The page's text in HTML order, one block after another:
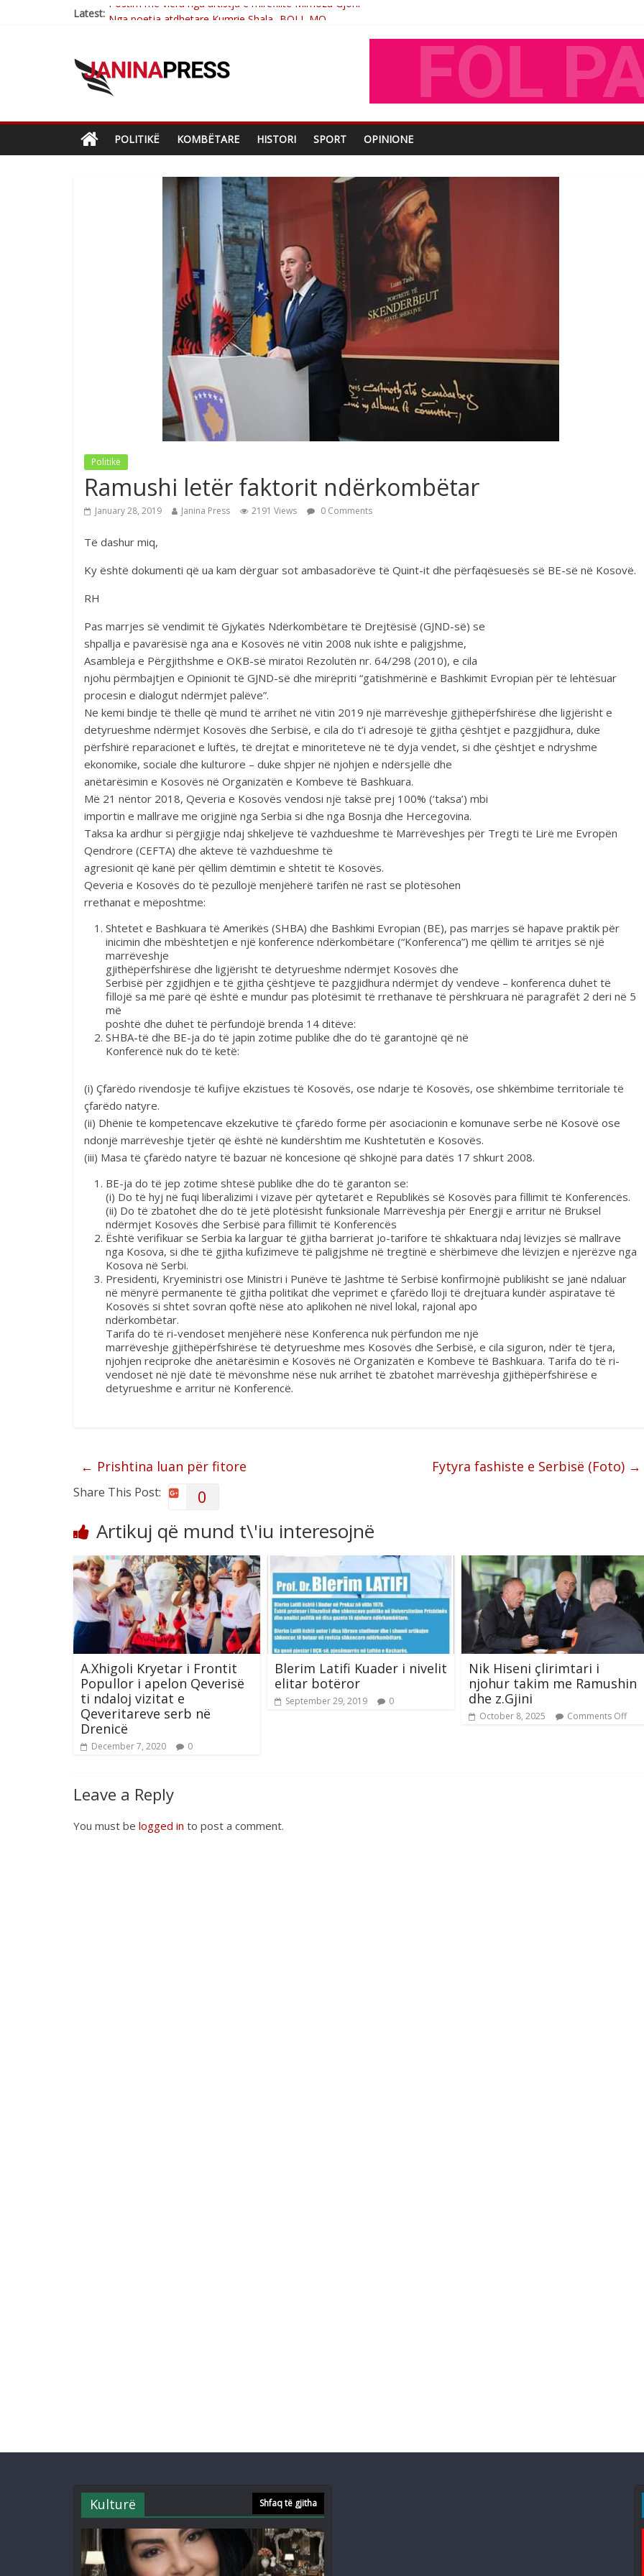
Latest: Nga poetja atdhetare Kumrie Shala -BOLL MO
Çlirimtari Mentor Mushkolaj nderohet me mirenjohje nga Xhevdet Qeriqi Dega e invalidëve në Fushë Kosovë
Postim me vlera nga artistja e mirëfilltë Mimoza Gjoni
POLITIKË KOMBËTARE HISTORI SPORT OPINIONE
Politikë
Ramushi letër faktorit ndërkombëtar
January 28, 2019 Janina Press 2191 Views 0 Comments
Të dashur miq,
Ky është dokumenti që ua kam dërguar sot ambasadorëve të Quint-it dhe përfaqësuesës së BE-së në Kosovë.
RH
Pas marrjes së vendimit të Gjykatës Ndërkombëtare të Drejtësisë (GJND-së) se
shpallja e pavarësisë nga ana e Kosovës në vitin 2008 nuk ishte e paligjshme,
Asambleja e Përgjithshme e OKB-së miratoi Rezolutën nr. 64/298 (2010), e cila
njohu përmbajtjen e Opinionit të GJND-së dhe mirëpriti “gatishmërinë e Bashkimit Evropian për të lehtësuar
procesin e dialogut ndërmjet palëve”.
Ne kemi bindje të thelle që mund të arrihet në vitin 2019 një marrëveshje gjithëpërfshirëse dhe ligjërisht e
detyrueshme ndërmjet Kosovës dhe Serbisë, e cila do t’i adresojë të gjitha çështjet e pazgjidhura, duke
përfshirë reparacionet e luftës, të drejtat e minoriteteve në të dyja vendet, si dhe çështjet e ndryshme
ekonomike, sociale dhe kulturore – duke shpjer në njohjen e ndërsjellë dhe
anëtarësimin e Kosovës në Organizatën e Kombeve të Bashkuara.
Më 21 nëntor 2018, Qeveria e Kosovës vendosi një taksë prej 100% (‘taksa’) mbi
importin e mallrave me origjinë nga Serbia si dhe nga Bosnja dhe Hercegovina.
Taksa ka ardhur si përgjigje ndaj shkeljeve të vazhdueshme të Marrëveshjes për Tregti të Lirë me Evropën
Qendrore (CEFTA) dhe akteve të vazhdueshme të
agresionit që kanë për qëllim dëmtimin e shtetit të Kosovës.
Qeveria e Kosovës do të pezullojë menjëherë tarifën në rast se plotësohen
rrethanat e mëposhtme:
Shtetet e Bashkuara të Amerikës (SHBA) dhe Bashkimi Evropian (BE), pas marrjes së hapave praktik për
inicimin dhe mbështetjen e një konference ndërkombëtare (“Konferenca”) me qëllim të arritjes së një
marrëveshje
gjithëpërfshirëse dhe ligjërisht të detyrueshme ndërmjet Kosovës dhe
Serbisë për zgjidhjen e të gjitha çështjeve të pazgjidhura ndërmjet dy vendeve – konferenca duhet të
fillojë sa më parë që është e mundur pas plotësimit të rrethanave të përshkruara në paragrafët 2 deri në 5
më
poshtë dhe duhet të përfundojë brenda 14 ditëve:
SHBA-të dhe BE-ja do të japin zotime publike dhe do të garantojnë që në
Konferencë nuk do të ketë:
(i) Çfarëdo rivendosje të kufijve ekzistues të Kosovës, ose ndarje të Kosovës, ose shkëmbime territoriale të
çfarëdo natyre.
(ii) Dhënie të kompetencave ekzekutive të çfarëdo forme për asociacionin e komunave serbe në Kosovë ose
ndonjë marrëveshje tjetër që është në kundërshtim me Kushtetutën e Kosovës.
(iii) Masa të çfarëdo natyre të bazuar në koncesione që shkojnë para datës 17 shkurt 2008.
BE-ja do të jep zotime shtesë publike dhe do të garanton se:
(i) Do të hyj në fuqi liberalizimi i vizave për qytetarët e Republikës së Kosovës para fillimit të Konferencës.
(ii) Do të zbatohet dhe do të jetë plotësisht funksionale Marrëveshja për Energji e arritur në Bruksel
ndërmjet Kosovës dhe Serbisë para fillimit të Konferencës
Është verifikuar se Serbia ka larguar të gjitha barrierat jo-tarifore të shkaktuara ndaj lëvizjes së mallrave
nga Kosova, si dhe të gjitha kufizimeve të paligjshme në tregtinë e shërbimeve dhe lëvizjen e njerëzve nga
Kosova në Serbi.
Presidenti, Kryeministri ose Ministri i Punëve të Jashtme të Serbisë konfirmojnë publikisht se janë ndaluar
në mënyrë permanente të gjitha politikat dhe veprimet e çfarëdo lloji të drejtuara kundër aspiratave të
Kosovës si shtet sovran qoftë nëse ato aplikohen në nivel lokal, rajonal apo
ndërkombëtar.
Tarifa do të ri-vendoset menjëherë nëse Konferenca nuk përfundon me një
marrëveshje gjithëpërfshirëse të detyrueshme mes Kosovës dhe Serbisë, e cila siguron, ndër të tjera,
njohjen reciproke dhe anëtarësimin e Kosovës në Organizatën e Kombeve të Bashkuara. Tarifa do të ri-
vendoset në një datë të mëvonshme nëse nuk arrihet të zbatohet marrëveshja gjithëpërfshirëse e
detyrueshme e arritur në Konferencë.
← Prishtina luan për fitore Fytyra fashiste e Serbisë (Foto) →
Share This Post: 0
Artikuj që mund t\'iu interesojnë
A.Xhigoli Kryetar i Frontit
Popullor i apelon Qeverisë
ti ndaloj vizitat e
Qeveritareve serb në
Drenicë
December 7, 2020 0
Blerim Latifi Kuader i nivelit
elitar botëror
September 29, 2019 0
Nik Hiseni çlirimtari i
njohur takim me Ramushin
dhe z.Gjini
October 8, 2025 Comments Off
Leave a Reply
You must be logged in to post a comment.
Kulturë Shfaq të gjitha